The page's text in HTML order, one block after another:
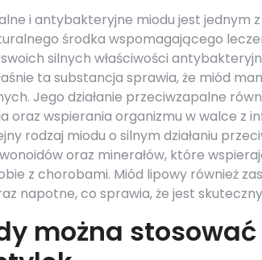
i antybakteryjne miodu jest jednym
środka wspomagającego
silnych właściwości
ta substancja sprawia, że miód
Jego działanie przeciwzapalne
oraz wspierania organizmu w walce z
rodzaj miodu o silnym działaniu
oraz minerałów, które
z chorobami. Miód lipowy również
napotne, co sprawia, że jest
można